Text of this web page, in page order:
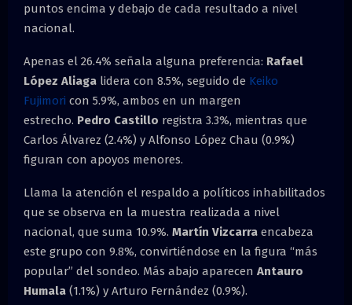
puntos encima y debajo de cada resultado a nivel
nacional.
Apenas el 26.4% señala alguna preferencia: Rafael
López Aliaga lidera con 8.5%, seguido de Keiko
Fujimori con 5.9%, ambos en un margen
estrecho. Pedro Castillo registra 3.3%, mientras que
Carlos Álvarez (2.4%) y Alfonso López Chau (0.9%)
figuran con apoyos menores.
Llama la atención el respaldo a políticos inhabilitados
que se observa en la muestra realizada a nivel
nacional, que suma 10.9%. Martín Vizcarra encabeza
este grupo con 9.8%, convirtiéndose en la figura “más
popular” del sondeo. Más abajo aparecen Antauro
Humala (1.1%) y Arturo Fernández (0.9%).